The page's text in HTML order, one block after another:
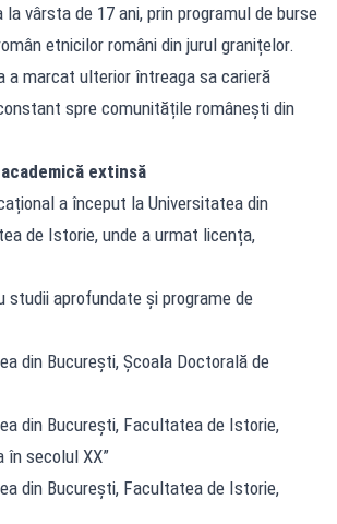
la vârsta de 17 ani, prin programul de burse
etnicilor români din jurul granițelor.
a marcat ulterior întreaga sa carieră
spre comunitățile românești din
extinsă
a început la Universitatea din
de Istorie, unde a urmat licența,
studii aprofundate și programe de
din București, Școala Doctorală de
din București, Facultatea de Istorie,
în secolul XX”
din București, Facultatea de Istorie,